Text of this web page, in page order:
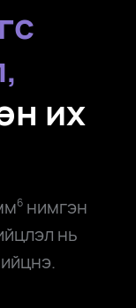
их
6нимгэн
нь